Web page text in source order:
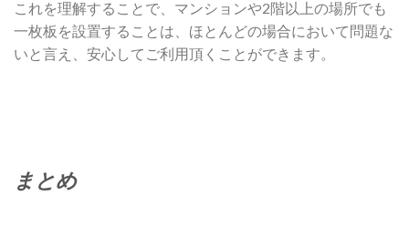
これを理解することで、マンションや2階以上の場所でも
一枚板を設置することは、ほとんどの場合において問題な
いと言え、安心してご利用頂くことができます。
まとめ